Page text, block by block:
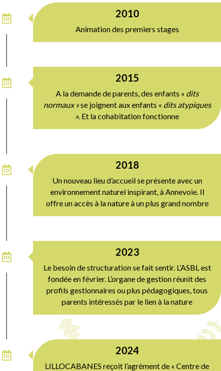
2010
Animation des premiers stages
2015
A la demande de parents, des enfants « dits
normaux »se joignent aux enfants « dits atypiques
». Et la cohabitation fonctionne
2018
Un nouveau lieu d’accueil se présente avec un
environnement naturel inspirant, à Annevoie. Il
offre un accès à la nature à un plus grand nombre
2023
Le besoin de structuration se fait sentir. L’ASBL est
fondée en février. L’organe de gestion réunit des
profils gestionnaires ou plus pédagogiques, tous
parents intéressés par le lien à la nature
2024
LILLOCABANES reçoit l’agrément de « Centre de